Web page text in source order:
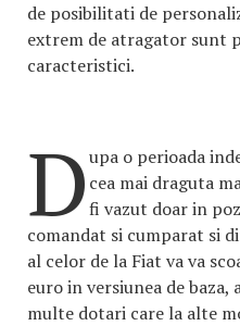
de posibilitati de
extrem de atragator sunt
caracteristici.
Dupa o perioada
cea mai draguta
fi vazut doar in
comandat si cumparat si
al celor de la Fiat va va
euro in versiunea de baza,
multe dotari care la alte